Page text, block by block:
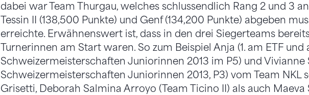
dabei war Team Thurgau, welches schlussendlich Rang 2 und 3
Tessin II (138,500 Punkte) und Genf (134,200 Punkte) abgeben
erreichte. Erwähnenswert ist, dass in den drei Siegerteams
Turnerinnen am Start waren. So zum Beispiel Anja (1. am ETF und
Schweizermeisterschaften Juniorinnen 2013 im P5) und Vivianne
Schweizermeisterschaften Juniorinnen 2013, P3) vom Team NKL
Grisetti, Deborah Salmina Arroyo (Team Ticino II) als auch Maeva